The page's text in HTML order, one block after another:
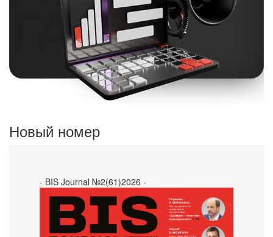
Новый номер
- BIS Journal №2(61)2026 -